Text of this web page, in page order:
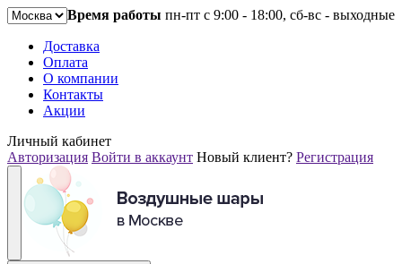
Время работы пн-пт с 9:00 - 18:00, сб-вс - выходные
Доставка
Оплата
О компании
Контакты
Акции
Личный кабинет
Авторизация Войти в аккаунт Новый клиент? Регистрация